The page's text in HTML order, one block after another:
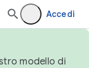
Accedi
modello di